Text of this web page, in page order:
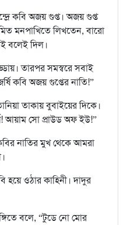
কবি অজয় গুপ্ত। অজয় গুপ্ত
মনপাখিতে লিখতেন, বারো
বলেই দিল।
তারপর সমস্বরে সবাই
কবি অজয় গুপ্তের নাতি!”
তাকায় বুবাইয়ের দিকে।
আয়াম সো প্রাউড অফ ইউ!”
নাতির মুখ থেকে আমরা
হয়ে ওঠার কাহিনী। দাদুর
বলে, “টুডে নো মোর